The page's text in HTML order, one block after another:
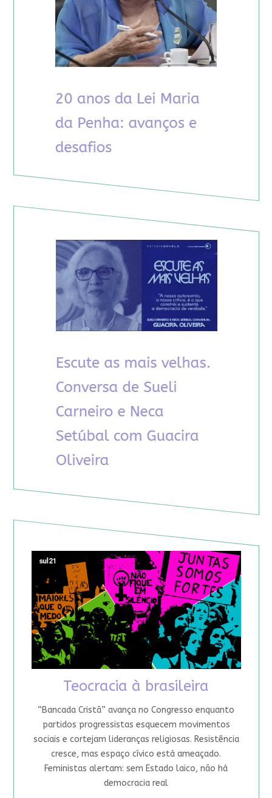
Teocracia à brasileira
“Bancada Cristã” avança no Congresso enquanto
partidos progressistas esquecem movimentos
sociais e cortejam lideranças religiosas. Resistência
cresce, mas espaço cívico está ameaçado.
Feministas alertam: sem Estado laico, não há
democracia real